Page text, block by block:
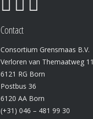
Contact
Consortium Grensmaas B.V.
Verloren van Themaatweg 11
6121 RG Born
Postbus 36
6120 AA Born
(+31) 046 – 481 99 30